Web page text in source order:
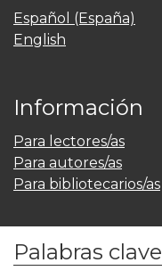
Español (España)
English
Información
Para lectores/as
Para autores/as
Para bibliotecarios/as
Palabras clave